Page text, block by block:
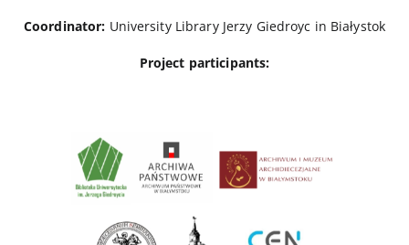
Coordinator: University Library Jerzy Giedroyc in Białystok
Project participants: